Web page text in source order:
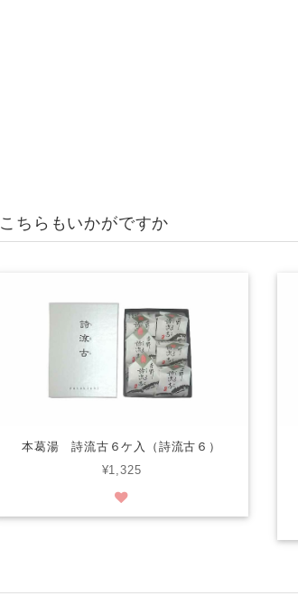
こちらもいかがですか
本葛湯 詩流古６ケ入（詩流古６）
¥1,325